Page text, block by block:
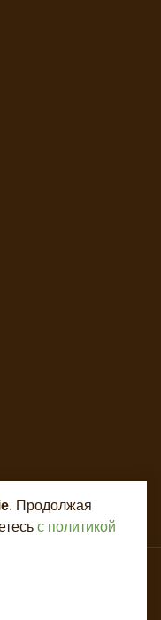
и продвижение -
. Продолжая
с политикой